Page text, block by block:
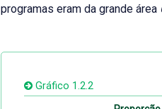
programas eram da grande área
Gráfico 1.2.2